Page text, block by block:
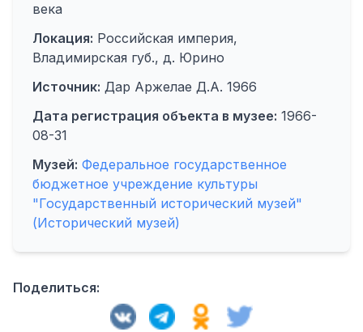
века
Локация: Российская империя,
Владимирская губ., д. Юрино
Источник: Дар Аржелае Д.А. 1966
Дата регистрация объекта в музее: 1966-
08-31
Музей: Федеральное государственное
бюджетное учреждение культуры
"Государственный исторический музей"
(Исторический музей)
Поделиться: